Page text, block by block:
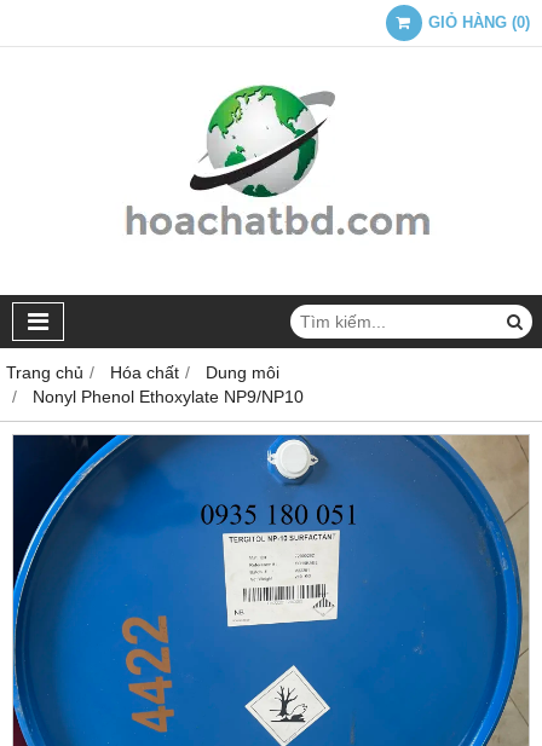
GIỎ HÀNG (0)
Trang chủ Hóa chất
Dung môi
Nonyl Phenol Ethoxylate NP9/NP10